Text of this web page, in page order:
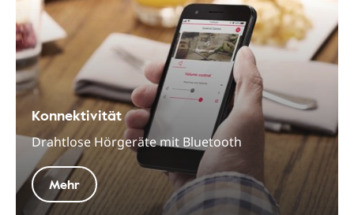
Konnektivität
Drahtlose Hörgeräte mit Bluetooth
Mehr